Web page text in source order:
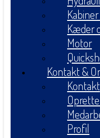
Kæder
Motor
Kontakt &
Kontakt
Profil